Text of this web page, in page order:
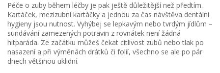
Péče o zuby během léčby je pak ještě důležitější než předtím.
Kartáček, mezizubní kartáčky a jednou za čas návštěva dentální
hygieny jsou nutnost. Vyhýbej se lepkavým nebo tvrdým jídlům –
sundávání zamezených potravin z rovnátek není žádná
hitparáda. Ze začátku můžeš čekat citlivost zubů nebo tlak po
nasazení a při výměnách drátků či folií, všechno se ale po pár
dnech většinou uklidní.